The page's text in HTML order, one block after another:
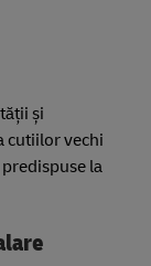
și
cutiilor vechi
la